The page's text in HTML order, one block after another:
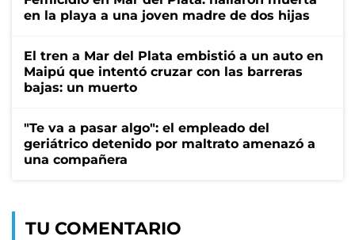
en la playa a una joven madre de dos hijas
El tren a Mar del Plata embistió a un auto en
Maipú que intentó cruzar con las barreras
bajas: un muerto
"Te va a pasar algo": el empleado del
geriátrico detenido por maltrato amenazó a
una compañera
TU COMENTARIO